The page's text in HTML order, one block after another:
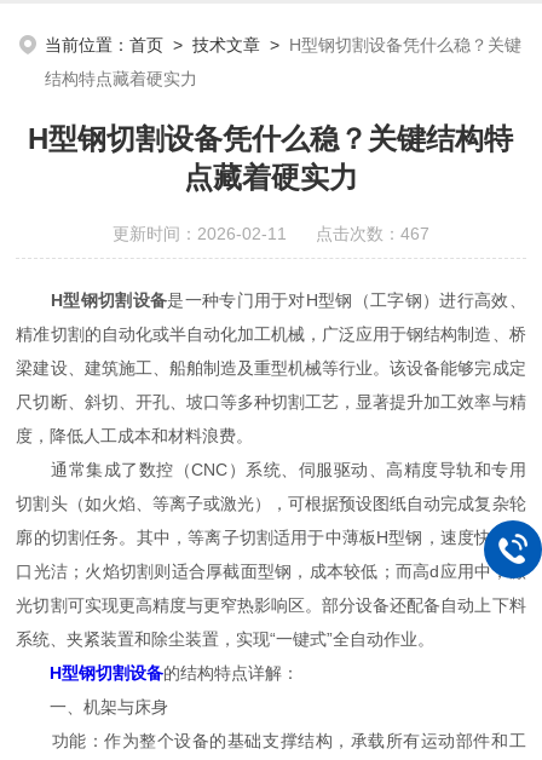
当前位置：首页 >技术文章 > H型钢切割设备凭什么稳？关键
结构特点藏着硬实力
H型钢切割设备凭什么稳？关键结构特
点藏着硬实力
更新时间：2026-02-11 点击次数：467
H型钢切割设备是一种专门用于对H型钢（工字钢）进行高效、
精准切割的自动化或半自动化加工机械，广泛应用于钢结构制造、桥
梁建设、建筑施工、船舶制造及重型机械等行业。该设备能够完成定
尺切断、斜切、开孔、坡口等多种切割工艺，显著提升加工效率与精
度，降低人工成本和材料浪费。
通常集成了数控（CNC）系统、伺服驱动、高精度导轨和专用
切割头（如火焰、等离子或激光），可根据预设图纸自动完成复杂轮
廓的切割任务。其中，等离子切割适用于中薄板H型钢，速度快、切
口光洁；火焰切割则适合厚截面型钢，成本较低；而高d应用中，激
光切割可实现更高精度与更窄热影响区。部分设备还配备自动上下料
系统、夹紧装置和除尘装置，实现“一键式”全自动作业。
H型钢切割设备的结构特点详解：
一、机架与床身
功能：作为整个设备的基础支撑结构，承载所有运动部件和工